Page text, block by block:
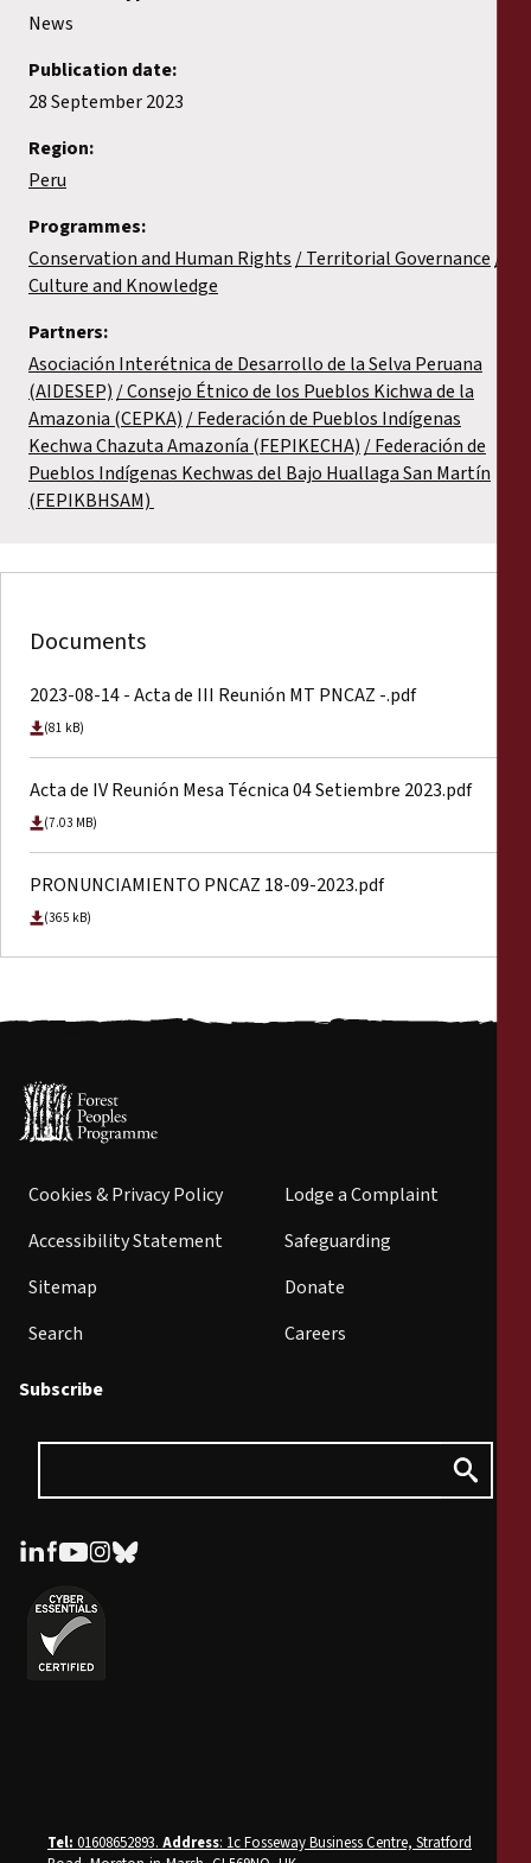
News
Publication date:
28 September 2023
Region:
Peru
Programmes:
Conservation and Human Rights
Territorial Governance
Culture and Knowledge
Partners:
Asociación Interétnica de Desarrollo de la Selva Peruana
(AIDESEP) Consejo Étnico de los Pueblos Kichwa de la
Amazonia (CEPKA)
Federación de Pueblos Indígenas
Kechwa Chazuta Amazonía (FEPIKECHA)
Federación de
Pueblos Indígenas Kechwas del Bajo Huallaga San Martín
(FEPIKBHSAM)
Documents
2023-08-14 - Acta de III Reunión MT PNCAZ -.pdf
(81 kB)
Acta de IV Reunión Mesa Técnica 04 Setiembre 2023.pdf
(7.03 MB)
PRONUNCIAMIENTO PNCAZ 18-09-2023.pdf
(365 kB)
Cookies & Privacy Policy
Accessibility Statement
Sitemap
Search
Lodge a Complaint
Safeguarding
Donate
Careers
Subscribe
Tel: 01608652893. Address: 1c Fosseway Business Centre, Stratford